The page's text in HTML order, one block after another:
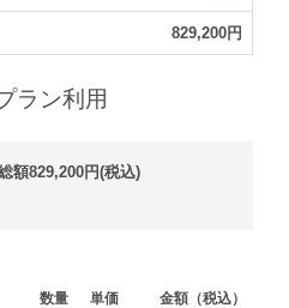
829,200円
ラン利用
額829,200円(税込)
数量 単価 金額（税込）